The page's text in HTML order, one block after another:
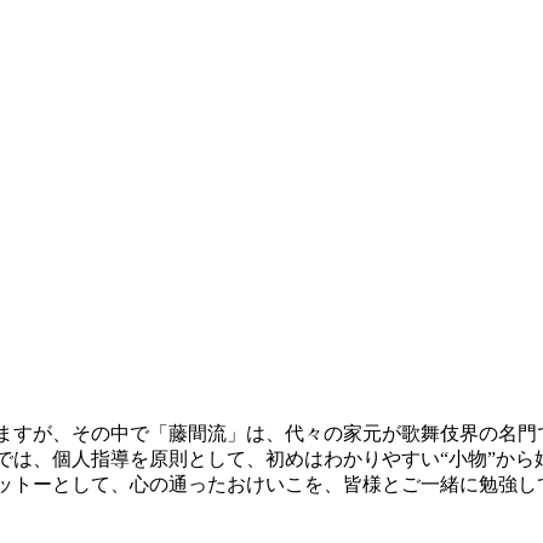
が、その中で「藤間流」は、代々の家元が歌舞伎界の名門
、個人指導を原則として、初めはわかりやすい“小物”から
ーとして、心の通ったおけいこを、皆様とご一緒に勉強